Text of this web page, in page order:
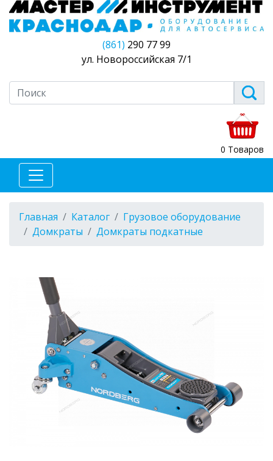
(861) 290 77 99
ул. Новороссийская 7/1
0 Товаров
Главная Каталог
Грузовое оборудование
Домкраты
Домкраты подкатные